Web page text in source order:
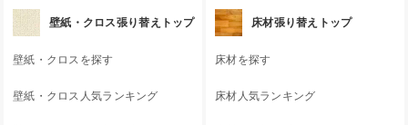
壁紙・クロス張り替えトップ
壁紙・クロスを探す
壁紙・クロス人気ランキング
床材張り替えトップ
床材を探す
床材人気ランキング